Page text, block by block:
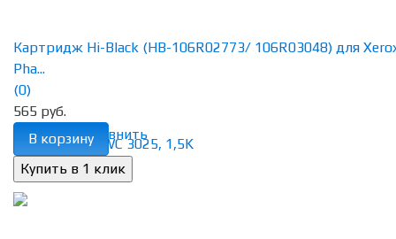
избранное сравнить
Картридж Hi-Black (HB-106R02773/ 106R03048) для
Pha...
(0)
565 руб.
В корзину